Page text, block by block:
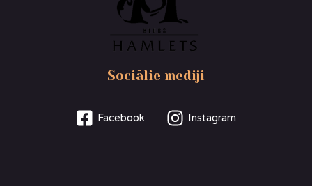
Sociālie mediji
Facebook Instagram